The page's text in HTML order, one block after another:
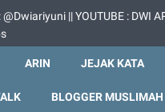
|| YOUTUBE : DWI
ARIN JEJAK KATA
BLOGGER MUSLIMAH